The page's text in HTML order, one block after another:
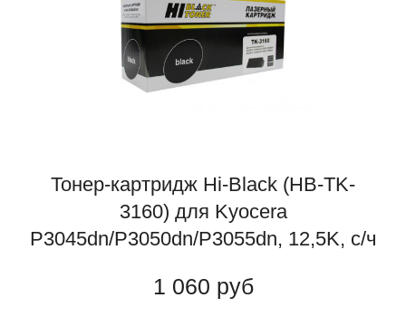
Тонер-картридж Hi-Black (HB-TK-
3160) для Kyocera
P3045dn/P3050dn/P3055dn, 12,5K, с/ч
1 060 руб